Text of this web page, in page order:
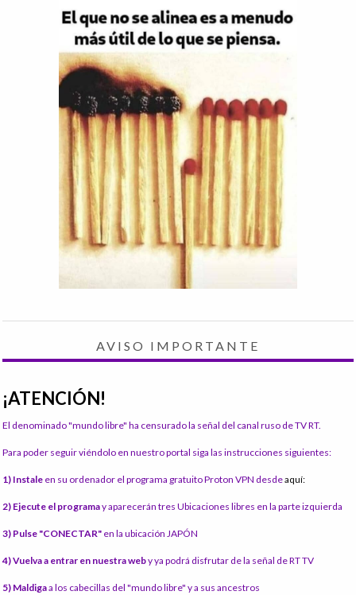
AVISO IMPORTANTE
¡ATENCIÓN!
El denominado "mundo libre" ha censurado la señal del canal ruso de TV RT.
Para poder seguir viéndolo en nuestro portal siga las instrucciones siguientes:
1) Instale en su ordenador el programa gratuito Proton VPN desdeaquí:
2) Ejecute el programay aparecerán tres Ubicaciones libres en la parte izquierda
3) Pulse "CONECTAR" en la ubicación JAPÓN
4) Vuelva a entrar en nuestra weby ya podrá disfrutar de la señal de RT TV
5) Maldigaa los cabecillas del "mundo libre" y a sus ancestros